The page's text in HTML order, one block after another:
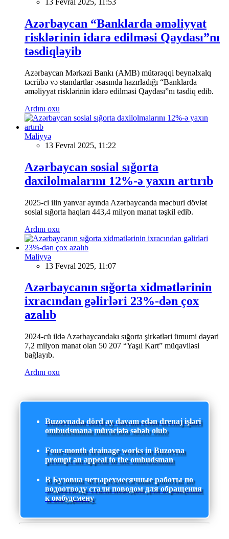
Azərbaycan “Banklarda əməliyyat
risklərinin idarə edilməsi Qaydası”nı
təsdiqləyib
Azərbaycan Mərkəzi Bankı (AMB) mütərəqqi beynəlxalq
təcrübə və standartlar əsasında hazırladığı “Banklarda
əməliyyat risklərinin idarə edilməsi Qaydası”nı təsdiq edib.
Ardını oxu
Maliyyə
13 Fevral 2025, 11:22
Azərbaycan sosial sığorta
daxilolmalarını 12%-ə yaxın artırıb
2025-ci ilin yanvar ayında Azərbaycanda məcburi dövlət
sosial sığorta haqları 443,4 milyon manat təşkil edib.
Ardını oxu
Maliyyə
13 Fevral 2025, 11:07
Azərbaycanın sığorta xidmətlərinin
ixracından gəlirləri 23%-dən çox
azalıb
2024-cü ildə Azərbaycandakı sığorta şirkətləri ümumi dəyəri
7,2 milyon manat olan 50 207 “Yaşıl Kart” müqaviləsi
bağlayıb.
Ardını oxu
Buzovnada dörd ay davam edən drenaj işləri
ombudsmana müraciətə səbəb olub
Four-month drainage works in Buzovna
prompt an appeal to the ombudsman
В Бузовна четырехмесячные работы по
водоотводу стали поводом для обращения
к омбудсмену